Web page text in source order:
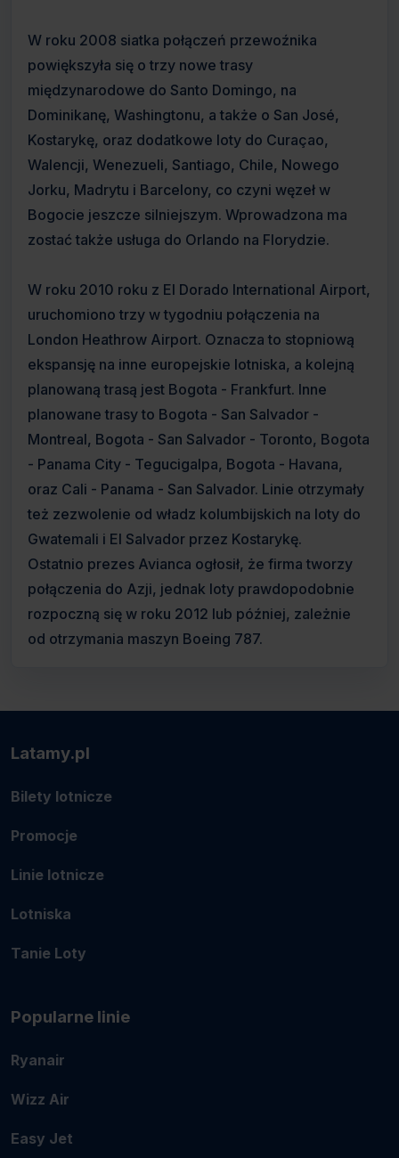
W roku 2008 siatka połączeń przewoźnika
powiększyła się o trzy nowe trasy
międzynarodowe do Santo Domingo, na
Dominikanę, Washingtonu, a także o San José,
Kostarykę, oraz dodatkowe loty do Curaçao,
Walencji, Wenezueli, Santiago, Chile, Nowego
Jorku, Madrytu i Barcelony, co czyni węzeł w
Bogocie jeszcze silniejszym. Wprowadzona ma
zostać także usługa do Orlando na Florydzie.
W roku 2010 roku z El Dorado International Airport,
uruchomiono trzy w tygodniu połączenia na
London Heathrow Airport. Oznacza to stopniową
ekspansję na inne europejskie lotniska, a kolejną
planowaną trasą jest Bogota - Frankfurt. Inne
planowane trasy to Bogota - San Salvador -
Montreal, Bogota - San Salvador - Toronto, Bogota
- Panama City - Tegucigalpa, Bogota - Havana,
oraz Cali - Panama - San Salvador. Linie otrzymały
też zezwolenie od władz kolumbijskich na loty do
Gwatemali i El Salvador przez Kostarykę.
Ostatnio prezes Avianca ogłosił, że firma tworzy
połączenia do Azji, jednak loty prawdopodobnie
rozpoczną się w roku 2012 lub później, zależnie
od otrzymania maszyn Boeing 787.
Latamy.pl
Bilety lotnicze
Promocje
Linie lotnicze
Lotniska
Tanie Loty
Popularne linie
Ryanair
Wizz Air
Easy Jet